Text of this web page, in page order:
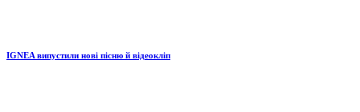
IGNEA випустили нові пісню й відеокліп